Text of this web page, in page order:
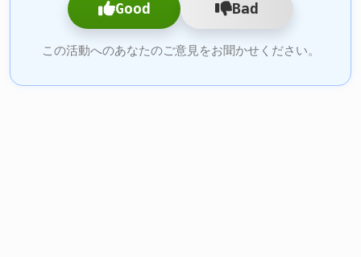
Good Bad
この活動へのあなたのご意見をお聞かせください。